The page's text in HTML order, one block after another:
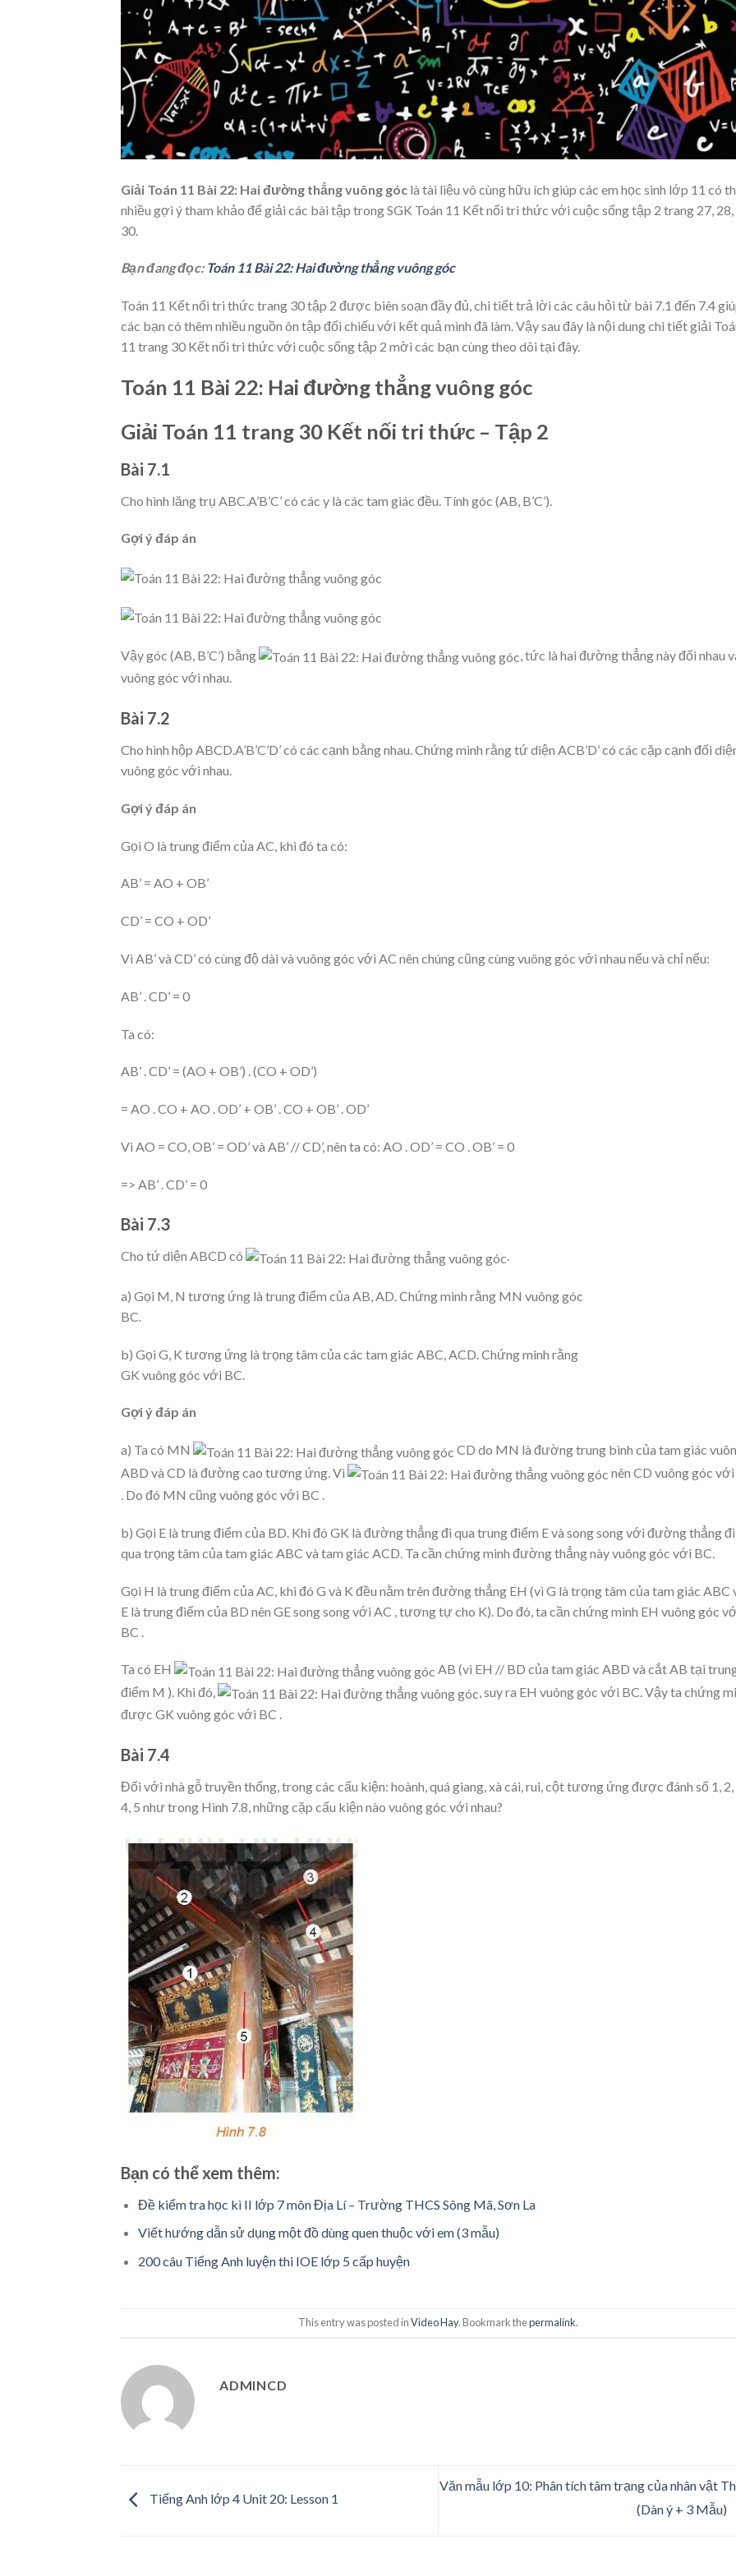
Giải Toán 11 Bài 22: Hai đường thẳng vuông góc là tài liệu vô cùng hữu ích giúp các em học sinh lớp 11 có
nhiều gợi ý tham khảo để giải các bài tập trong SGK Toán 11 Kết nối tri thức với cuộc sống tập 2 trang 27, 28,
30.
Bạn đang đọc: Toán 11 Bài 22: Hai đường thẳng vuông góc
Toán 11 Kết nối tri thức trang 30 tập 2 được biên soạn đầy đủ, chi tiết trả lời các câu hỏi từ bài 7.1 đến 7.4
các bạn có thêm nhiều nguồn ôn tập đối chiếu với kết quả mình đã làm. Vậy sau đây là nội dung chi tiết giải
11 trang 30 Kết nối tri thức với cuộc sống tập 2 mời các bạn cùng theo dõi tại đây.
Toán 11 Bài 22: Hai đường thẳng vuông góc
Giải Toán 11 trang 30 Kết nối tri thức – Tập 2
Bài 7.1
Cho hình lăng trụ ABC.A’B’C’ có các y là các tam giác đều. Tính góc (AB, B’C’).
Gợi ý đáp án
Vậy góc (AB, B’C’) bằng
, tức là hai đường thẳng này đối nhau
vuông góc với nhau.
Bài 7.2
Cho hình hộp ABCD.A’B’C’D’ có các cạnh bằng nhau. Chứng minh rằng tứ diện ACB’D’ có các cặp cạnh đối
vuông góc với nhau.
Gợi ý đáp án
Gọi O là trung điểm của AC, khi đó ta có:
AB’ = AO + OB’
CD’ = CO + OD’
Vì AB’ và CD’ có cùng độ dài và vuông góc với AC nên chúng cũng cùng vuông góc với nhau nếu và chỉ nếu:
AB’ . CD’ = 0
Ta có:
AB’ . CD’ = (AO + OB’) . (CO + OD’)
= AO . CO + AO . OD’ + OB’ . CO + OB’ . OD’
Vì AO = CO, OB’ = OD’ và AB’ // CD’, nên ta có: AO . OD’ = CO . OB’ = 0
=> AB’ . CD’ = 0
Bài 7.3
Cho tứ diện ABCD có .
a) Gọi M, N tương ứng là trung điểm của AB, AD. Chứng minh rằng MN vuông góc
BC.
b) Gọi G, K tương ứng là trọng tâm của các tam giác ABC, ACD. Chứng minh rằng
GK vuông góc với BC.
Gợi ý đáp án
a) Ta có MN
CD do MN là đường trung bình của tam giác
ABD và CD là đường cao tương ứng. Vì
nên CD vuông góc
. Do đó MN cũng vuông góc với BC .
b) Gọi E là trung điểm của BD. Khi đó GK là đường thẳng đi qua trung điểm E và song song với đường thẳng đi
qua trọng tâm của tam giác ABC và tam giác ACD. Ta cần chứng minh đường thẳng này vuông góc với BC.
Gọi H là trung điểm của AC, khi đó G và K đều nằm trên đường thẳng EH (vì G là trọng tâm của tam giác ABC
E là trung điểm của BD nên GE song song với AC , tương tự cho K). Do đó, ta cần chứng minh EH vuông góc
BC .
Ta có EH
AB (vì EH // BD của tam giác ABD và cắt AB tại
điểm M ). Khi đó,
, suy ra EH vuông góc với BC. Vậy ta chứng
được GK vuông góc với BC .
Bài 7.4
Đối với nhà gỗ truyền thống, trong các cấu kiện: hoành, quá giang, xà cái, rui, cột tương ứng được đánh số 1, 2,
4, 5 như trong Hình 7.8, những cặp cấu kiện nào vuông góc với nhau?
Bạn có thể xem thêm:
Đề kiểm tra học kì II lớp 7 môn Địa Lí – Trường THCS Sông Mã, Sơn La
Viết hướng dẫn sử dụng một đồ dùng quen thuộc với em (3 mẫu)
200 câu Tiếng Anh luyện thi IOE lớp 5 cấp huyện
This entry was posted inVideo Hay. Bookmark thepermalink.
ADMINCD
Tiếng Anh lớp 4 Unit 20: Lesson 1
Văn mẫu lớp 10: Phân tích tâm trạng của nhân vật
(Dàn ý + 3 Mẫu)